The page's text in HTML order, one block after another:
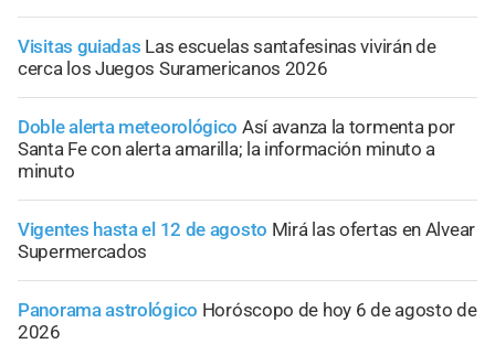
Visitas guiadas Las escuelas santafesinas vivirán de
cerca los Juegos Suramericanos 2026
Doble alerta meteorológico Así avanza la tormenta por
Santa Fe con alerta amarilla; la información minuto a
minuto
Vigentes hasta el 12 de agosto Mirá las ofertas en Alvear
Supermercados
Panorama astrológico Horóscopo de hoy 6 de agosto de
2026